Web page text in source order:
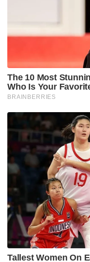
The 10 Most
Who Is Your
BRAINBERRIES
Tallest Women On